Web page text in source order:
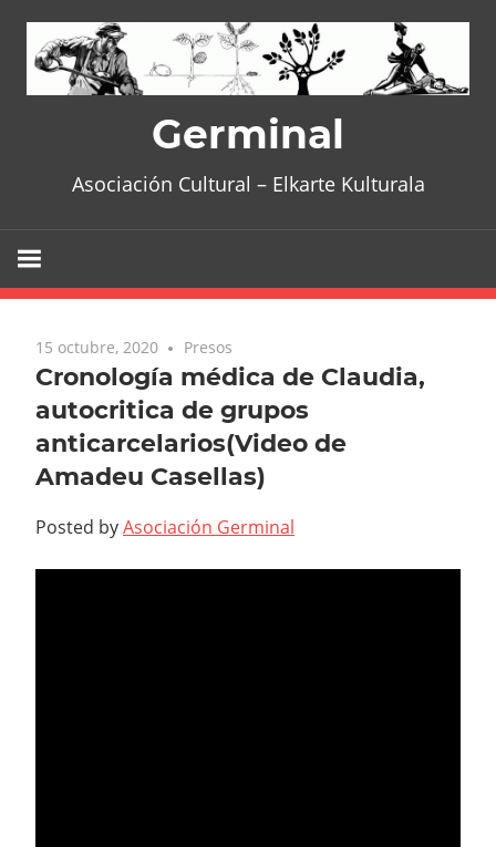
content
Germinal
Asociación Cultural – Elkarte Kulturala
15 octubre, 2020 Presos
Cronología médica de Claudia,
autocritica de grupos
anticarcelarios(Video de
Amadeu Casellas)
Posted byAsociación Germinal